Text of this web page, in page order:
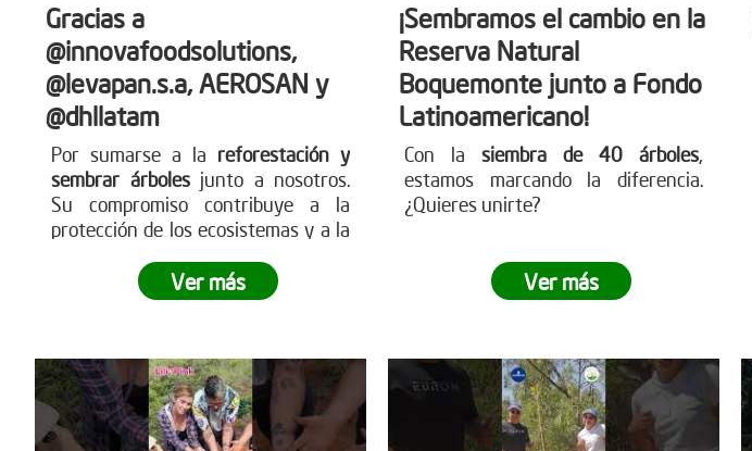
Gracias a
@innovafoodsolutions,
@levapan.s.a, AEROSAN y
@dhllatam
Por sumarse a la reforestación y
sembrar árbolesjunto a nosotros.
Su compromiso contribuye a la
protección de los ecosistemas y a la
sostenible para todos.
sembrando juntos y haciendo crecer
Ver más
¡Sembramos el cambio en la
Reserva Natural
Boquemonte junto a Fondo
Latinoamericano!
Con la siembra de 40 árboles,
estamos marcando la diferencia.
¿Quieres unirte?
Ver más